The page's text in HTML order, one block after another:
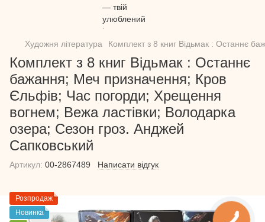
Художня література Комплект з 8 книг Відьмак : Останнє
Комплект з 8 книг Відьмак : Останнє
бажання; Меч призначення; Кров
Єльфів; Час погорди; Хрещення
вогнем; Вежа ластівки; Володарка
озера; Сезон гроз. Анджей
Сапковський
Артикул: 00-2867489 Написати відгук
Розпродаж
Новинка